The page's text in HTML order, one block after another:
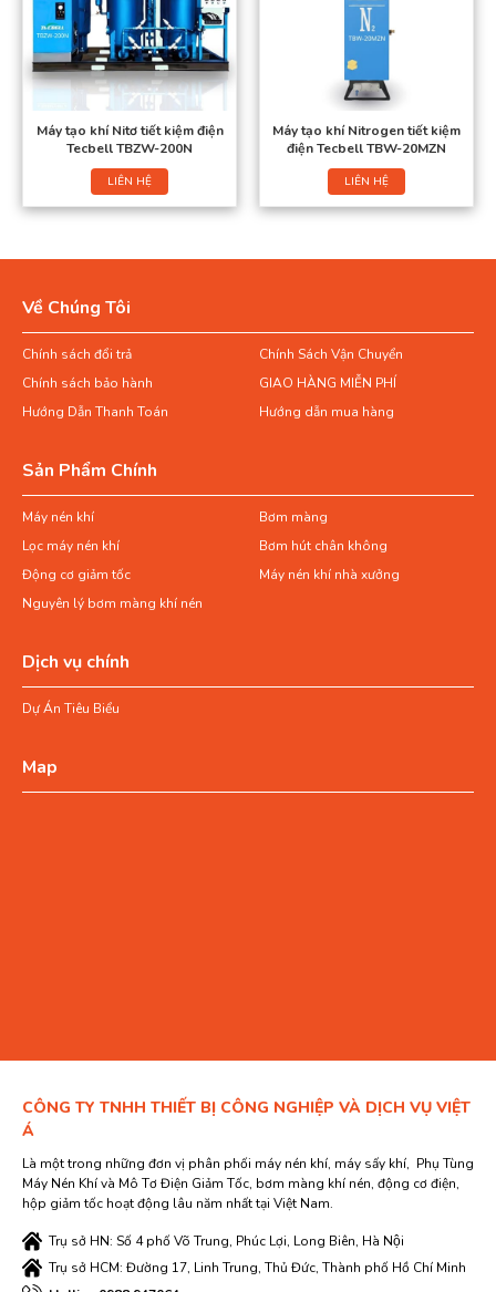
Máy tạo khí Nitơ tiết kiệm điện
Tecbell TBZW-200N
LIÊN HỆ
Máy tạo khí Nitrogen tiết kiệm
điện Tecbell TBW-20MZN
LIÊN HỆ
Về Chúng Tôi
Chính sách đổi trả
Chính Sách Vận Chuyển
Chính sách bảo hành
GIAO HÀNG MIỄN PHÍ
Hướng Dẫn Thanh Toán
Hướng dẫn mua hàng
Sản Phẩm Chính
Máy nén khí
Bơm màng
Lọc máy nén khí
Bơm hút chân không
Động cơ giảm tốc
Máy nén khí nhà xưởng
Nguyên lý bơm màng khí nén
Dịch vụ chính
Dự Án Tiêu Biểu
Map
CÔNG TY TNHH THIẾT BỊ CÔNG NGHIỆP VÀ DỊCH VỤ VIỆT
Á
Là một trong những đơn vị phân phối máy nén khí, máy sấy khí, Phụ Tùng
Máy Nén Khí và Mô Tơ Điện Giảm Tốc, bơm màng khí nén, động cơ điện,
hộp giảm tốc hoạt động lâu năm nhất tại Việt Nam.
Trụ sở HN: Số 4 phố Võ Trung, Phúc Lợi, Long Biên, Hà Nội
Trụ sở HCM: Đường 17, Linh Trung, Thủ Đức, Thành phố Hồ Chí Minh